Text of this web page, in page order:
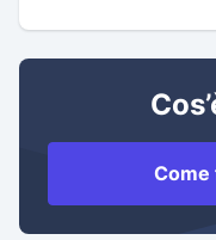
Come